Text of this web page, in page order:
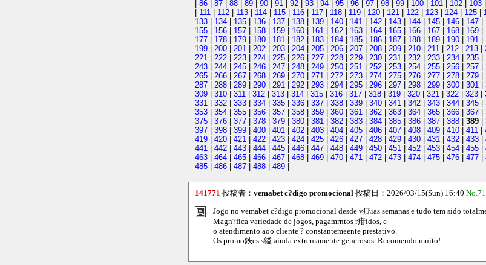
86 87 88 89 90 91 92 93 94 95 96 97 98 99 100 101 102 103
111 112 113 114 115 116 117 118 119 120 121 122 123 124 125
133
134 135 136 137 138 139 140 141 142 143 144 145 146 147
155
156 157 158 159 160 161 162 163 164 165 166 167 168 169
177
178 179 180 181 182 183 184 185 186 187 188 189 190 191
199
200 201 202 203 204 205 206 207 208 209 210 211 212 213
221
222 223 224 225 226 227 228 229 230 231 232 233 234 235
243
244 245 246 247 248 249 250 251 252 253 254 255 256 257
265
266 267 268 269 270 271 272 273 274 275 276 277 278 279
287
288 289 290 291 292 293 294 295 296 297 298 299 300 301
309
310 311 312 313 314 315 316 317 318 319 320 321 322 323
331
332 333 334 335 336 337 338 339 340 341 342 343 344 345
353
354 355 356 357 358 359 360 361 362 363 364 365 366 367
375
376 377 378 379 380 381 382 383 384 385 386 387 388 389
397
398 399 400 401 402 403 404 405 406 407 408 409 410 411
419
420 421 422 423 424 425 426 427 428 429 430 431 432 433
441
442 443 444 445 446 447 448 449 450 451 452 453 454 455
463
464 465 466 467 468 469 470 471 472 473 474 475 476 477
485
486 487 488 489
141771 投稿者： vemabet c?digo promocional 投稿日：2026/03/15(Sun) 16:40
Jogo no vemabet c?digo promocional desde v疵ias semanas e tudo tem sido
Magn?fica variedade de jogos, pagamrntos r疳idos, e
o atendimento aoo cliente ? constantemeente prestativo.
Os promo鋏es s縊 ainda extremamente generosos. Recomendo muito!